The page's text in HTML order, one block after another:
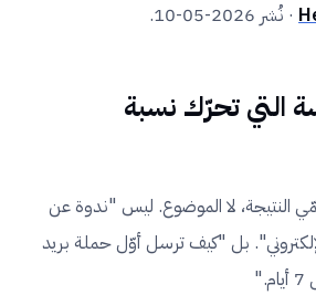
· نُشر 2026-05-10.
التي تحرّك نسبة
النتيجة، لا الموضوع. ليس "ندوة عن
بل "كيف ترسل أوّل حملة بريد